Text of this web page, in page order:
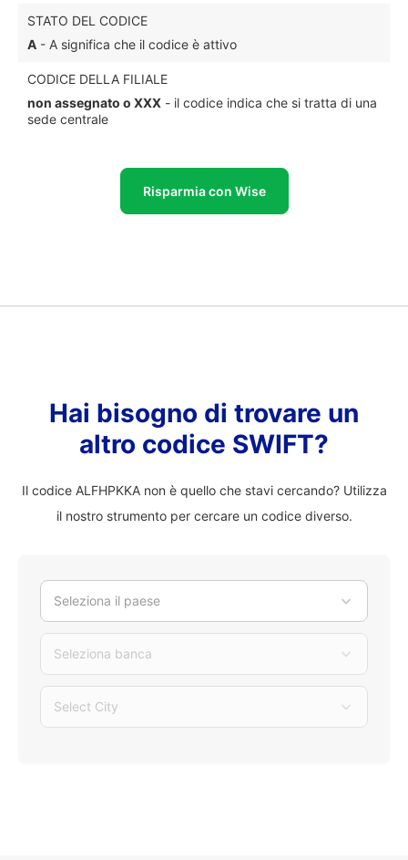
STATO DEL CODICE
A - A significa che il codice è attivo
CODICE DELLA FILIALE
non assegnato o XXX - il codice indica che si tratta di una
sede centrale
Risparmia con Wise
Hai bisogno di trovare un
altro codice SWIFT?
Il codice ALFHPKKA non è quello che stavi cercando? Utilizza
il nostro strumento per cercare un codice diverso.
Seleziona il paese
Seleziona banca
Select City